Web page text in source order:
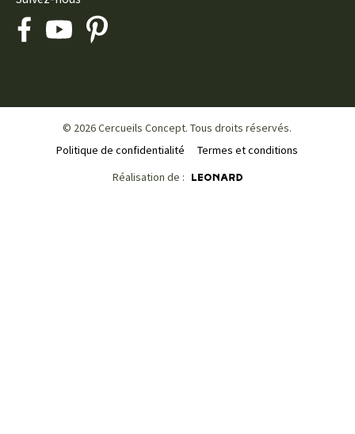
© 2026 Cercueils Concept. Tous droits réservés.
Politique de confidentialité
Termes et conditions
Réalisation de :